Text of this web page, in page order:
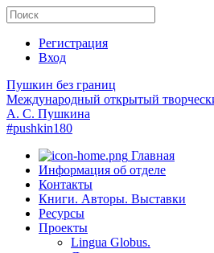
Регистрация
Вход
Пушкин без границ
Международный открытый
А. С. Пушкина
#pushkin180
Главная
Информация об отделе
Контакты
Книги. Авторы. Выставки
Ресурсы
Проекты
Lingua Globus.